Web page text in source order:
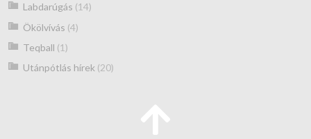
Labdarúgás (14)
Ökölvívás (4)
Teqball (1)
Utánpótlás hírek (20)